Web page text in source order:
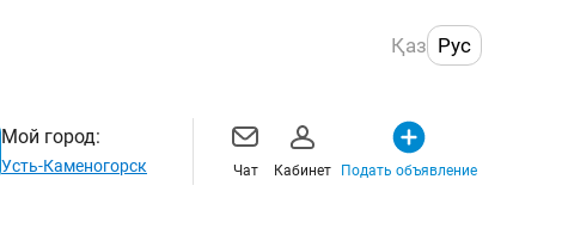
Қаз Рус
Мой город:
Усть-Каменогорск Чат Кабинет Подать объявление